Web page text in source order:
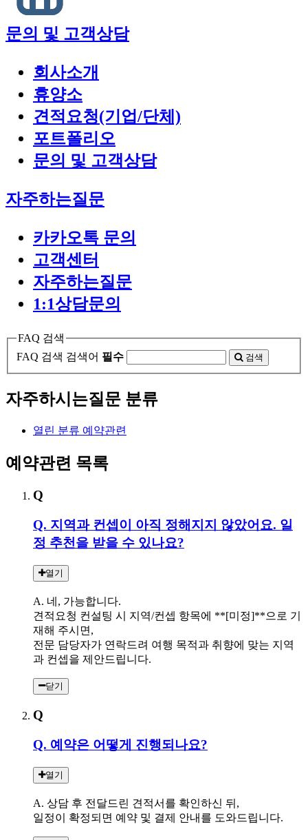
문의 및 고객상담
회사소개
휴양소
견적요청(기업/단체)
포트폴리오
문의 및 고객상담
자주하는질문
카카오톡 문의
고객센터
자주하는질문
1:1상담문의
FAQ 검색
FAQ 검색 검색어 필수 검색
자주하시는질문 분류
열린 분류 예약관련
예약관련 목록
Q
Q. 지역과 컨셉이 아직 정해지지 않았어요. 일
정 추천을 받을 수 있나요?
열기
A. 네, 가능합니다.
견적요청 컨설팅 시 지역/컨셉 항목에 **[미정]**으로 기
재해 주시면,
전문 담당자가 연락드려 여행 목적과 취향에 맞는 지역
과 컨셉을 제안드립니다.
닫기
Q
Q. 예약은 어떻게 진행되나요?
열기
A. 상담 후 전달드린 견적서를 확인하신 뒤,
일정이 확정되면 예약 및 결제 안내를 도와드립니다.